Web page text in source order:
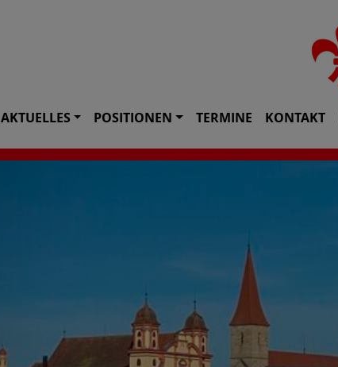
AKTUELLES POSITIONEN TERMINE KONTAKT